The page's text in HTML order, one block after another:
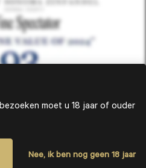
moet u 18 jaar of ouder
Nee, ik ben nog geen 18 jaar